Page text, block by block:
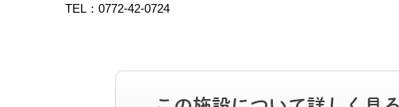
TEL：0772-42-0724